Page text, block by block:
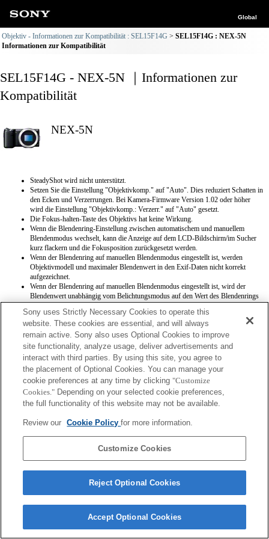
Global
Objektiv - Informationen zur Kompatibilität : SEL15F14G
SEL15F14G : NEX-5N
Informationen zur Kompatibilität
SEL15F14G - NEX-5N ｜Informationen zur
Kompatibilität
NEX-5N
SteadyShot wird nicht unterstützt.
Setzen Sie die Einstellung "Objektivkomp." auf "Auto". Dies reduziert Schatten in
den Ecken und Verzerrungen. Bei Kamera-Firmware Version 1.02 oder höher
wird die Einstellung "Objektivkomp.: Verzerr." auf "Auto" gesetzt.
Die Fokus-halten-Taste des Objektivs hat keine Wirkung.
Wenn die Blendenring-Einstellung zwischen automatischem und manuellem
Blendenmodus wechselt, kann die Anzeige auf dem LCD-Bildschirm/im Sucher
kurz flackern und die Fokusposition zurückgesetzt werden.
Wenn der Blendenring auf manuellen Blendenmodus eingestellt ist, werden
Objektivmodell und maximaler Blendenwert in den Exif-Daten nicht korrekt
aufgezeichnet.
Wenn der Blendenring auf manuellen Blendenmodus eingestellt ist, wird der
Blendenwert unabhängig vom Belichtungsmodus auf den Wert des Blendenrings
Wenn die Blendenring-Einstellung während der Filmaufnahme zwischen
automatischem und manuellem Blendenmodus wechselt, wird die Aufnahme
beendet.
Wenn Sie am Blendenring drehen, wird die Wartezeit vor dem Umschalten in den
Stromsparmodus nicht verlängert.
Wenn der Blendenring auf manuellen Modus eingestellt ist, arbeitet die
Hintergrundschärfensteuerung der Fotogestaltungsfunktion nicht korrekt, die
Bildschirmanzeige ist jedoch normal.
Terms of Use Contact Us
Sony uses Strictly Necessary Cookies to operate this
website. These cookies are essential, and will always
remain active. Sony also uses Optional Cookies to improve
site functionality, analyze usage, deliver advertisements and
interact with third parties. By using this site, you agree to
the placement of Optional Cookies. You can manage your
cookie preferences at any time by clicking "Customize
Cookies." Depending on your selected cookie preferences,
the full functionality of this website may not be available.
Review our Cookie Policyfor more information.
Customize Cookies
Reject Optional Cookies
Accept Optional Cookies